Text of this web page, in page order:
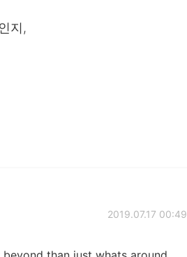
지,
2019.07.17 00:49